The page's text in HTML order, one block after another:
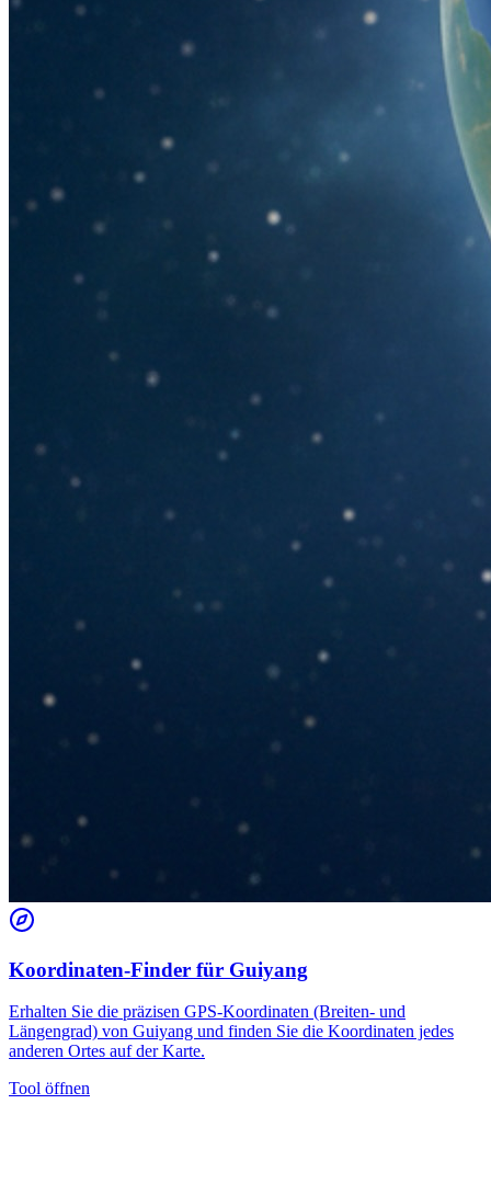
Koordinaten-Finder für Guiyang
Erhalten Sie die präzisen GPS-Koordinaten (Breiten- und
Längengrad) von Guiyang und finden Sie die Koordinaten jedes
anderen Ortes auf der Karte.
Tool öffnen